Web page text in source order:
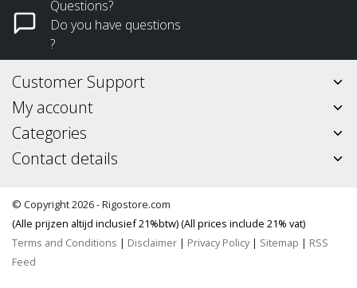
Questions?
Do you have questions
?
Customer Support
My account
Categories
Contact details
© Copyright 2026 - Rigostore.com
(Alle prijzen altijd inclusief 21%btw) (All prices include 21% vat)
Terms and Conditions | Disclaimer | Privacy Policy| Sitemap | RSS
Feed